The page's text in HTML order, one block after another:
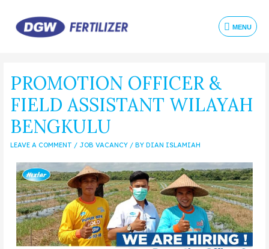
MENU
PROMOTION OFFICER &
FIELD ASSISTANT WILAYAH
BENGKULU
LEAVE A COMMENT / JOB VACANCY/ BY DIAN ISLAMIAH